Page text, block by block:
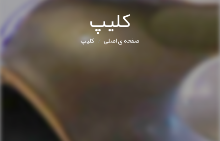
کليپ
صفحه ی اصلی/ کليپ